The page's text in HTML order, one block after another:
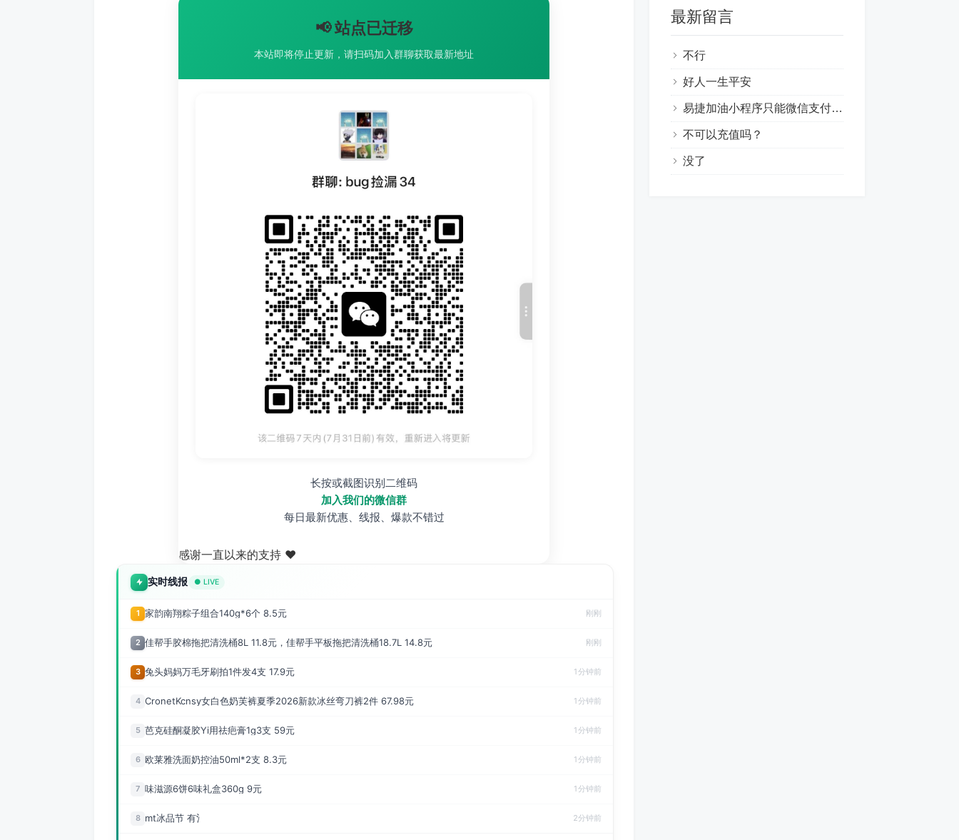
📢 站点已迁移
本站即将停止更新，请扫码加入群聊获取最新地址
长按或截图识别二维码
加入我们的微信群
每日最新优惠、线报、爆款不错过
感谢一直以来的支持 ❤️
实时线报 ● LIVE
1 家韵南翔粽子组合140g*6个 8.5元 刚刚
2 佳帮手胶棉拖把清洗桶8L 11.8元，佳帮手平板拖把清洗桶18.7L 14.8元 刚刚
3 兔头妈妈万毛牙刷拍1件发4支 17.9元 1分钟前
4 CronetKcnsy女白色奶芙裤夏季2026新款冰丝弯刀裤2件 67.98元 1分钟前
5 芭克硅酮凝胶Yi用祛疤膏1g3支 59元 1分钟前
6 欧莱雅洗面奶控油50ml*2支 8.3元 1分钟前
7 味滋源6饼6味礼盒360g 9元 1分钟前
8 mt冰品节 有氵 2分钟前
最新留言
不行
好人一生平安
易捷加油小程序只能微信支付，易捷加油app银联支付里面没有农行选项，总结：不知道真假的线索
不可以充值吗？
没了